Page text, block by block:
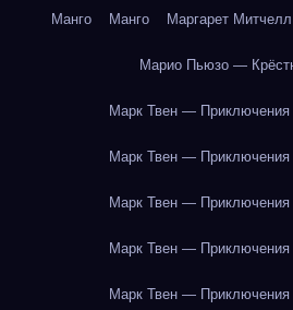
Манго Манго Маргарет
Марио Пьюзо —
Марк Твен — Приключения
Марк Твен — Приключения
Марк Твен — Приключения
Марк Твен — Приключения
Марк Твен — Приключения